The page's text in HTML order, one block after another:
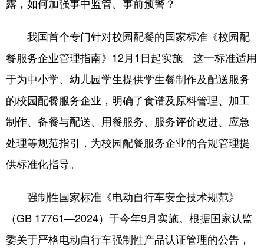
我国首个专门针对校园配餐的国家标准《校园配
餐服务企业管理指南》12月1日起实施。这一标准适用
于为中小学、幼儿园学生提供学生餐制作及配送服务
的校园配餐服务企业，明确了食谱及原料管理、加工
制作、备餐与配送、用餐服务、服务评价改进、应急
处理等规范指引，为校园配餐服务企业的合规管理提
供标准化指导。
强制性国家标准《电动自行车安全技术规范》
（GB 17761—2024）于今年9月实施。根据国家认监
委关于严格电动自行车强制性产品认证管理的公告，